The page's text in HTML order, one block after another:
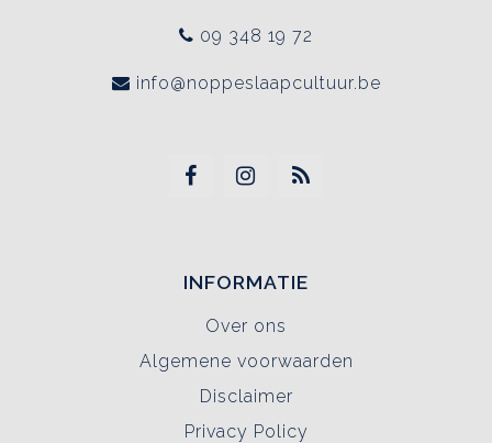
09 348 19 72
info@noppeslaapcultuur.be
INFORMATIE
Over ons
Algemene voorwaarden
Disclaimer
Privacy Policy